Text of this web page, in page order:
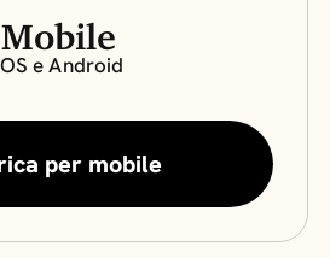
Mobile
e Android
per mobile